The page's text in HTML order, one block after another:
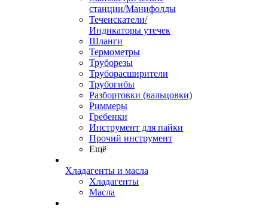
станции/Манифолды
Течеискатели/
Индикаторы утечек
Шланги
Термометры
Труборезы
Труборасширители
Трубогибы
Разбортовки (вальцовки)
Риммеры
Гребенки
Инструмент для пайки
Прочий инструмент
Ещё
Хладагенты и масла
Хладагенты
Масла